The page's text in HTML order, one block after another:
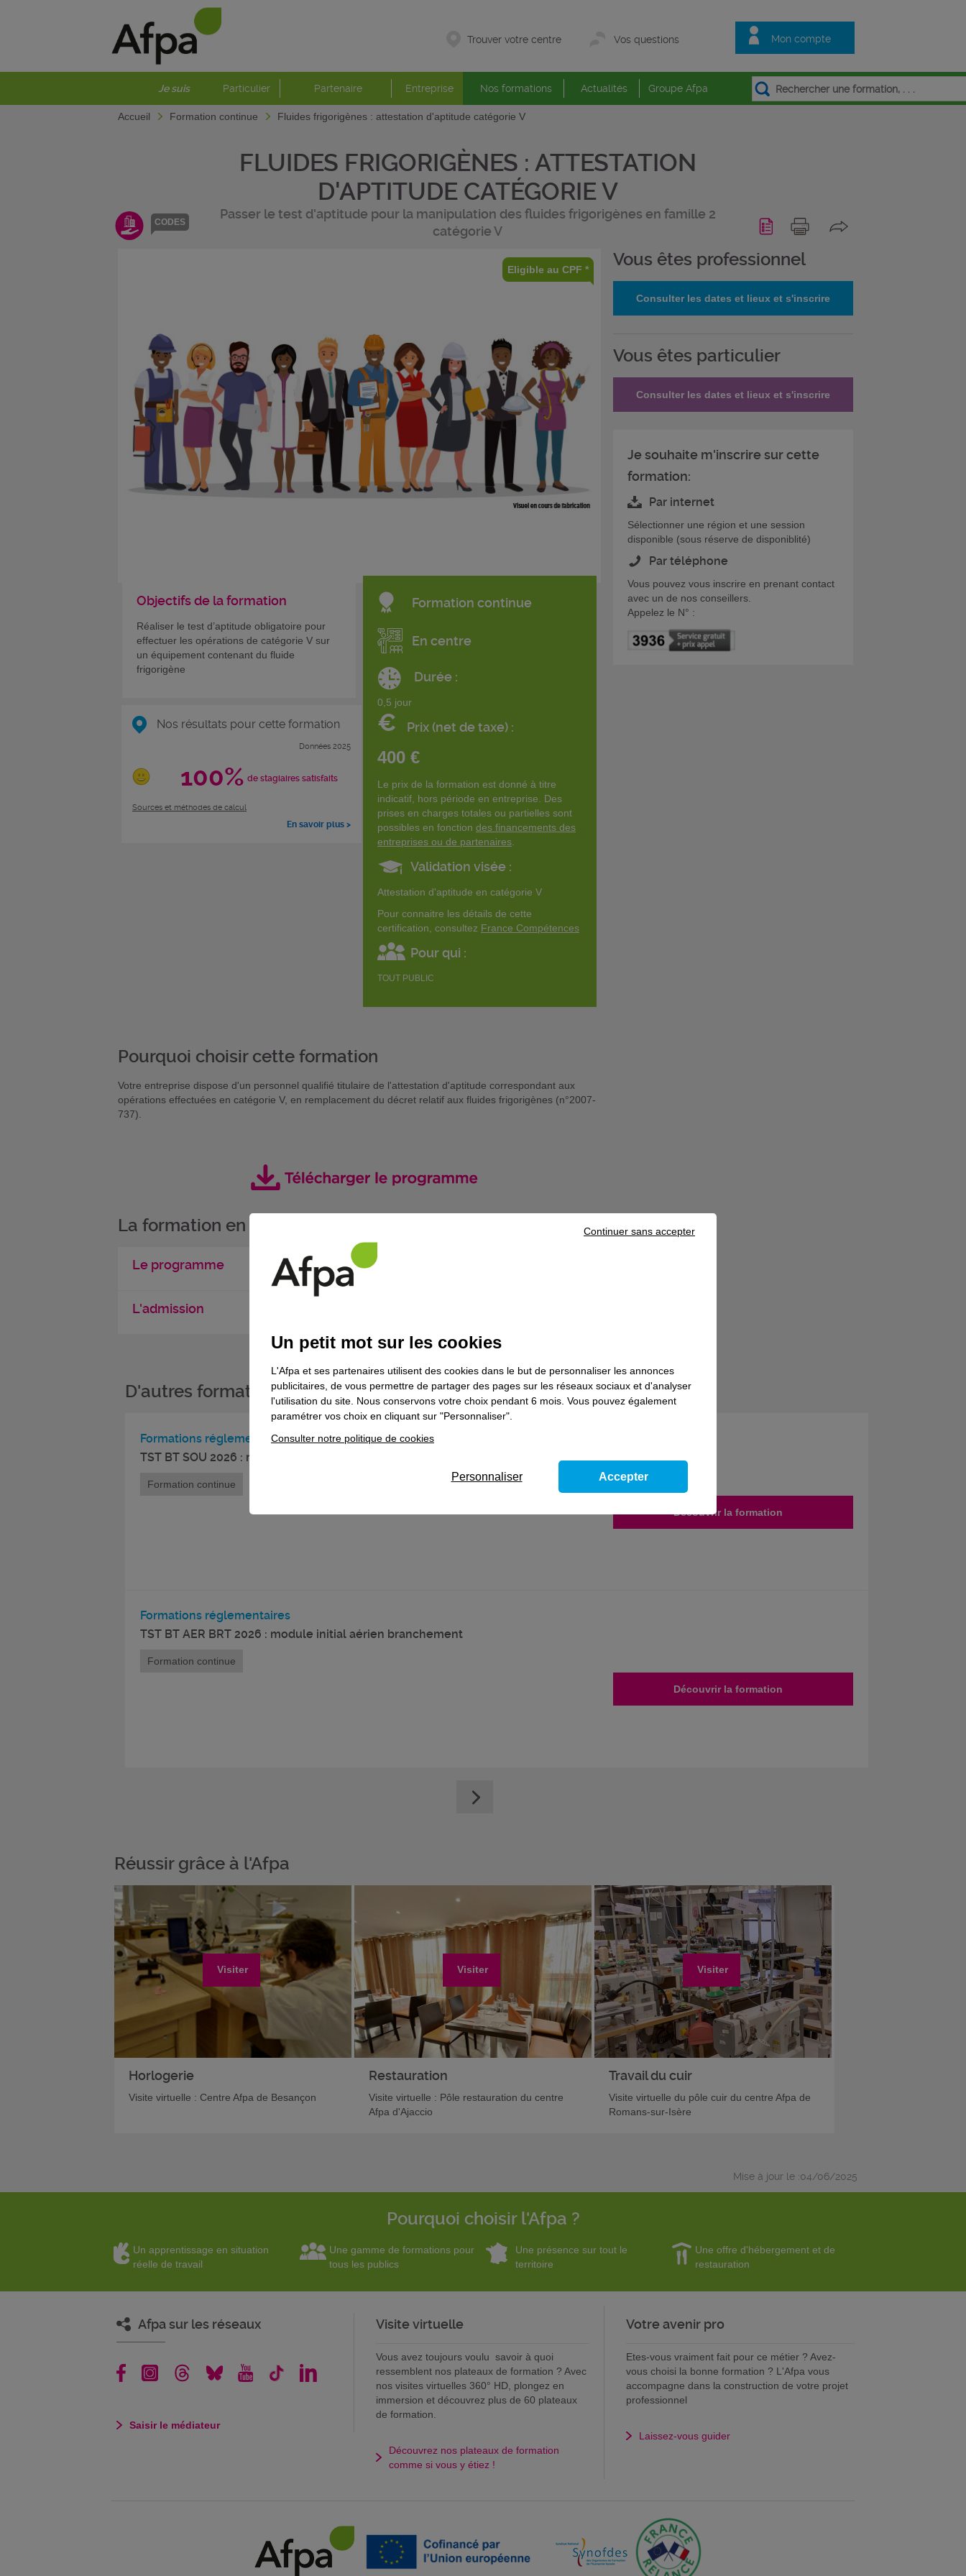
Mon compte
Trouver votre centre Vos questions
Je suis Particulier Partenaire Entreprise Nos formations Actualités Groupe Afpa
Accueil Formation continue Fluides frigorigènes : attestation d'aptitude catégorie V
CODES
FLUIDES FRIGORIGÈNES : ATTESTATION
D'APTITUDE CATÉGORIE V
Passer le test d'aptitude pour la manipulation des fluides frigorigènes en famille 2
catégorie V
Eligible au CPF *
Objectifs de la formation
Réaliser le test d’aptitude obligatoire pour
effectuer les opérations de catégorie V sur
un équipement contenant du fluide
frigorigène
Nos résultats pour cette formation
Données 2025
100% de stagiaires satisfaits
Sources et méthodes de calcul
En savoir plus >
Formation continue
En centre
Durée :
0,5 jour
€ Prix (net de taxe) :
400 €
Le prix de la formation est donné à titre
indicatif, hors période en entreprise. Des
prises en charges totales ou partielles sont
possibles en fonction des financements des
entreprises ou de partenaires
Validation visée :
Attestation d'aptitude en catégorie V
Pour connaitre les détails de cette
certification, consultez France Compétences
Pour qui :
TOUT PUBLIC
Pourquoi choisir cette formation
Votre entreprise dispose d'un personnel qualifié titulaire de l'attestation d'aptitude correspondant aux
opérations effectuées en catégorie V, en remplacement du décret relatif aux fluides frigorigènes (n°2007-
737).
La formation en détail
Le programme
L'admission
Vous êtes professionnel
Consulter les dates et lieux et s'inscrire
Vous êtes particulier
Consulter les dates et lieux et s'inscrire
Je souhaite m'inscrire sur cette
formation:
Par internet
Sélectionner une région et une session
disponible (sous réserve de disponiblité)
Par téléphone
Vous pouvez vous inscrire en prenant contact
avec un de nos conseillers.
Appelez le N° :
D'autres formations dans le domaineFormations réglementaires
Formations réglementaires
TST BT SOU 2026 : module initial réseaux souterrains
Formation continue
Découvrir la formation
Formations réglementaires
TST BT AER BRT 2026 : module initial aérien branchement
Formation continue
Découvrir la formation
Réussir grâce à l'Afpa
Visiter
Horlogerie
Visite virtuelle : Centre Afpa de Besançon
Visiter
Restauration
Visite virtuelle : Pôle restauration du centre
Afpa d'Ajaccio
Visiter
Travail du cuir
Visite virtuelle du pôle cuir du centre Afpa de
Romans-sur-Isère
Mise à jour le :04/06/2025
Pourquoi choisir l'Afpa ?
Un apprentissage en situation
réelle de travail
Une gamme de formations pour
tous les publics
Une présence sur tout le
territoire
Une offre d'hébergement et de
restauration
Afpa sur les réseaux
Saisir le médiateur
Visite virtuelle
Vous avez toujours voulu savoir à quoi
ressemblent nos plateaux de formation ? Avec
nos visites virtuelles 360° HD, plongez en
immersion et découvrez plus de 60 plateaux
de formation.
Découvrez nos plateaux de formation
comme si vous y étiez !
Votre avenir pro
Etes-vous vraiment fait pour ce métier ? Avez-
vous choisi la bonne formation ? L'Afpa vous
accompagne dans la construction de votre projet
professionnel
Laissez-vous guider
Un petit mot sur les cookies
L'Afpa et ses partenaires utilisent des cookies dans le but de personnaliser les annonces
publicitaires, de vous permettre de partager des pages sur les réseaux sociaux et d'analyser
l'utilisation du site. Nous conservons votre choix pendant 6 mois. Vous pouvez également
paramétrer vos choix en cliquant sur "Personnaliser".
Consulter notre politique de cookies
Continuer sans accepter
Personnaliser Accepter